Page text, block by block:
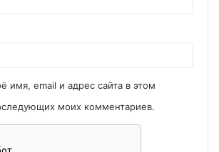
имя, email и адрес сайта в этом
моих комментариев.